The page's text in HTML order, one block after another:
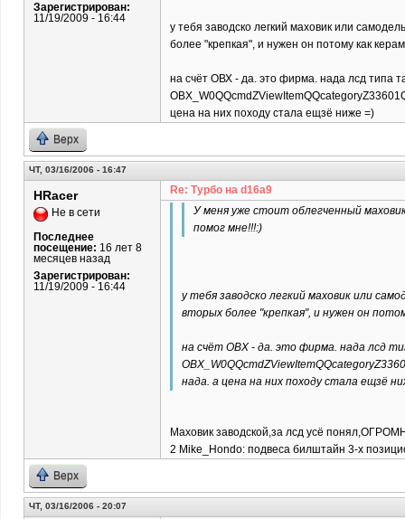
Зарегистрирован:
11/19/2009 - 16:44
у тебя заводско легкий маховик или
более "крепкая", и нужен он потому как
на счёт ОВХ - да. это фирма. нада лсд типа
цена на них походу стала ещзё ниже =)
Верх
ЧТ, 03/16/2006 - 16:47
HRacer
Не в сети
Последнее
посещение: 16 лет 8
месяцев назад
Зарегистрирован:
11/19/2009 - 16:44
Re: Турбо на d16a9
У меня уже стоит облегченный
помог мне!!!:)
у тебя заводско легкий маховик или
вторых более "крепкая", и нужен он
на счёт ОВХ - да. это фирма. нада лсд
нада. а цена на них походу стала ещзё
Маховик заводской,за лсд усё
2 Mike_Hondo: подвеса билштайн 3-х
Верх
ЧТ, 03/16/2006 - 20:07